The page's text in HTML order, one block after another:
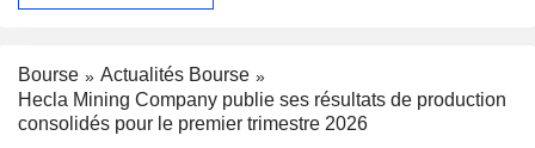
Bourse
Actualités Bourse
Hecla Mining Company publie ses résultats de production
consolidés pour le premier trimestre 2026